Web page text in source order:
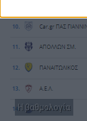
Η βαθμολογία